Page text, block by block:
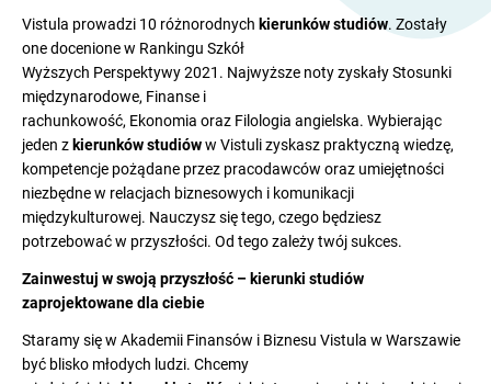
Vistula prowadzi 10 różnorodnych kierunków studiów. Zostały
one docenione w Rankingu Szkół
Wyższych Perspektywy 2021. Najwyższe noty zyskały Stosunki
międzynarodowe, Finanse i
rachunkowość, Ekonomia oraz Filologia angielska. Wybierając
jeden z kierunków studióww Vistuli zyskasz praktyczną wiedzę,
kompetencje pożądane przez pracodawców oraz umiejętności
niezbędne w relacjach biznesowych i komunikacji
międzykulturowej. Nauczysz się tego, czego będziesz
potrzebować w przyszłości. Od tego zależy twój sukces.
Zainwestuj w swoją przyszłość – kierunki studiów
zaprojektowane dla ciebie
Staramy się w Akademii Finansów i Biznesu Vistula w Warszawie
być blisko młodych ludzi. Chcemy